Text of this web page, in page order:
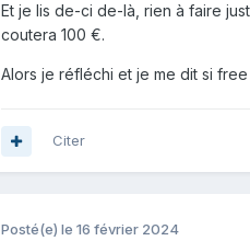
Et je lis de-ci de-là, rien à faire
coutera 100 €.
Alors je réfléchi et je me dit si
Citer
Posté(e) le 16 février 2024